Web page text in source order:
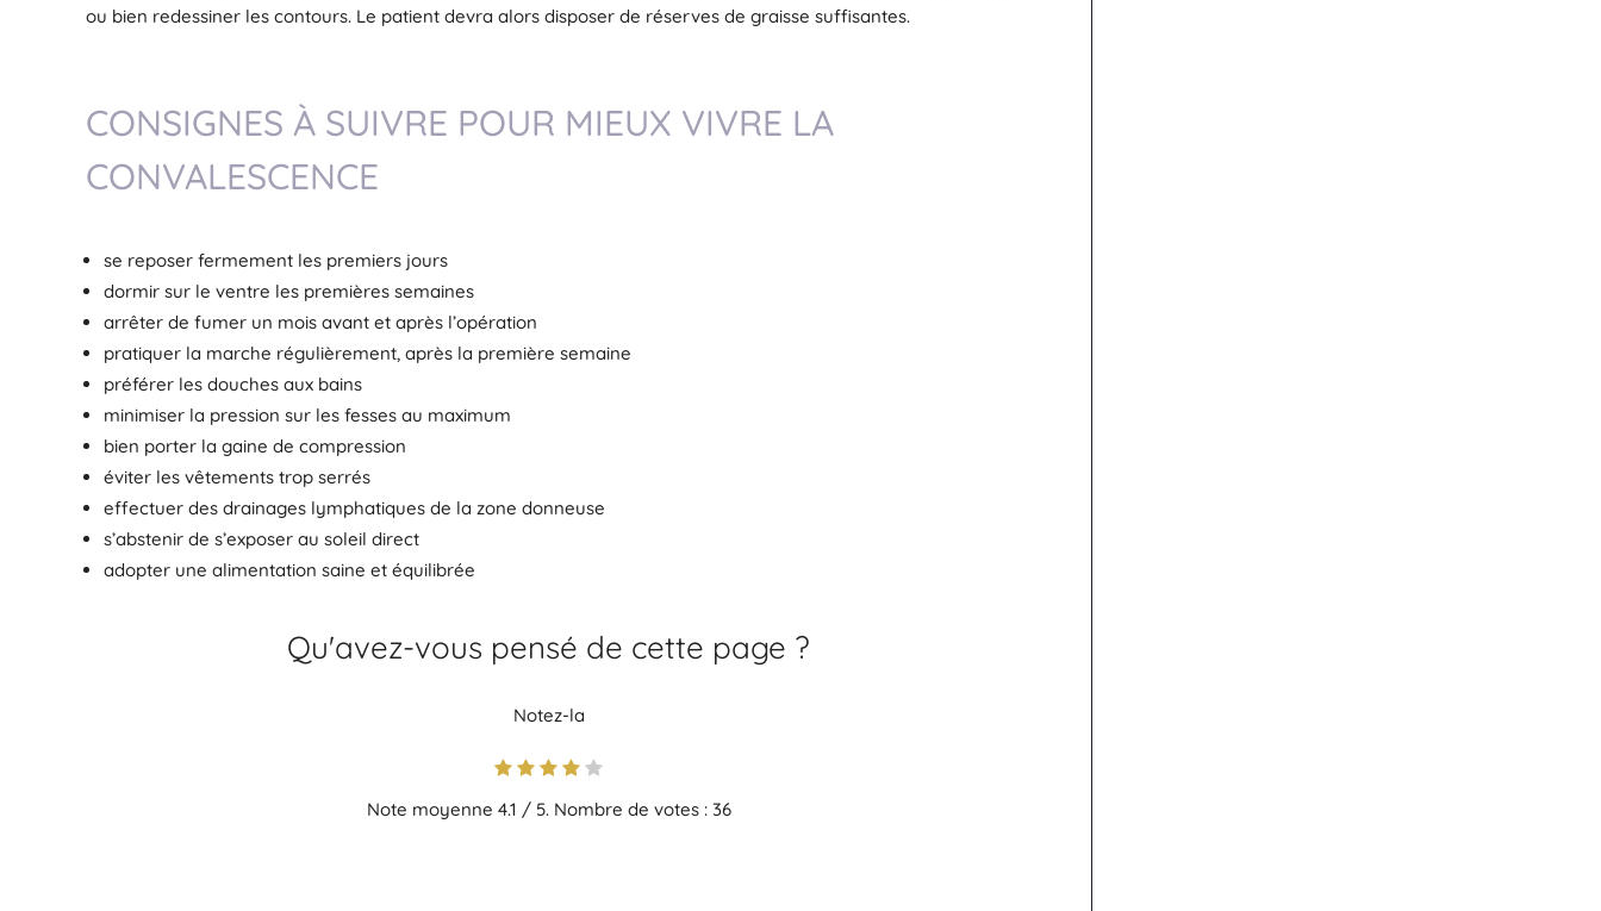
ou bien redessiner les contours. Le patient devra alors disposer de réserves de graisse suffisantes.
CONSIGNES À SUIVRE POUR MIEUX VIVRE LA
CONVALESCENCE
se reposer fermement les premiers jours
dormir sur le ventre les premières semaines
arrêter de fumer un mois avant et après l’opération
pratiquer la marche régulièrement, après la première semaine
préférer les douches aux bains
minimiser la pression sur les fesses au maximum
bien porter la gaine de compression
éviter les vêtements trop serrés
effectuer des drainages lymphatiques de la zone donneuse
s’abstenir de s’exposer au soleil direct
adopter une alimentation saine et équilibrée
Qu'avez-vous pensé de cette page ?
Notez-la
Note moyenne 4.1 / 5. Nombre de votes : 36